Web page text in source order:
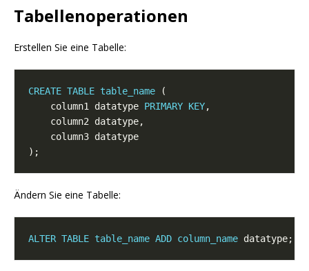
Tabellenoperationen
Erstellen Sie eine Tabelle:
CREATE TABLE table_name
    column1 datatype
PRIMARY KEY
Ändern Sie eine Tabelle:
ALTER TABLE table_name ADD column_name